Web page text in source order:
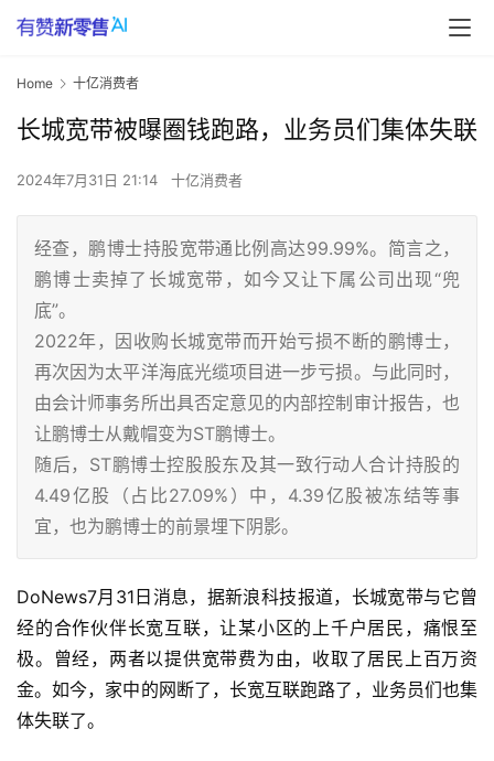
Home 十亿消费者
长城宽带被曝圈钱跑路，业务员们集体失联
2024年7月31日 21:14 十亿消费者
经查，鹏博士持股宽带通比例高达99.99%。简言之，
鹏博士卖掉了长城宽带，如今又让下属公司出现“兜
底”。
2022年，因收购长城宽带而开始亏损不断的鹏博士，
再次因为太平洋海底光缆项目进一步亏损。与此同时，
由会计师事务所出具否定意见的内部控制审计报告，也
让鹏博士从戴帽变为ST鹏博士。
随后，ST鹏博士控股股东及其一致行动人合计持股的
4.49亿股（占比27.09%）中，4.39亿股被冻结等事
宜，也为鹏博士的前景埋下阴影。
DoNews7月31日消息，据新浪科技报道，长城宽带与它曾
经的合作伙伴长宽互联，让某小区的上千户居民，痛恨至
极。曾经，两者以提供宽带费为由，收取了居民上百万资
金。如今，家中的网断了，长宽互联跑路了，业务员们也集
体失联了。